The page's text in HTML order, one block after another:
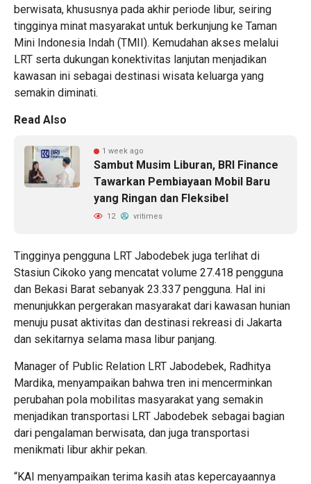
berwisata, khususnya pada akhir periode libur, seiring
tingginya minat masyarakat untuk berkunjung ke Taman
Mini Indonesia Indah (TMII). Kemudahan akses melalui
LRT serta dukungan konektivitas lanjutan menjadikan
kawasan ini sebagai destinasi wisata keluarga yang
semakin diminati.
Read Also
1 week ago
Sambut Musim Liburan, BRI Finance
Tawarkan Pembiayaan Mobil Baru
yang Ringan dan Fleksibel
12 vritimes
Tingginya pengguna LRT Jabodebek juga terlihat di
Stasiun Cikoko yang mencatat volume 27.418 pengguna
dan Bekasi Barat sebanyak 23.337 pengguna. Hal ini
menunjukkan pergerakan masyarakat dari kawasan hunian
menuju pusat aktivitas dan destinasi rekreasi di Jakarta
dan sekitarnya selama masa libur panjang.
Manager of Public Relation LRT Jabodebek, Radhitya
Mardika, menyampaikan bahwa tren ini mencerminkan
perubahan pola mobilitas masyarakat yang semakin
menjadikan transportasi LRT Jabodebek sebagai bagian
dari pengalaman berwisata, dan juga transportasi
menikmati libur akhir pekan.
“KAI menyampaikan terima kasih atas kepercayaannya